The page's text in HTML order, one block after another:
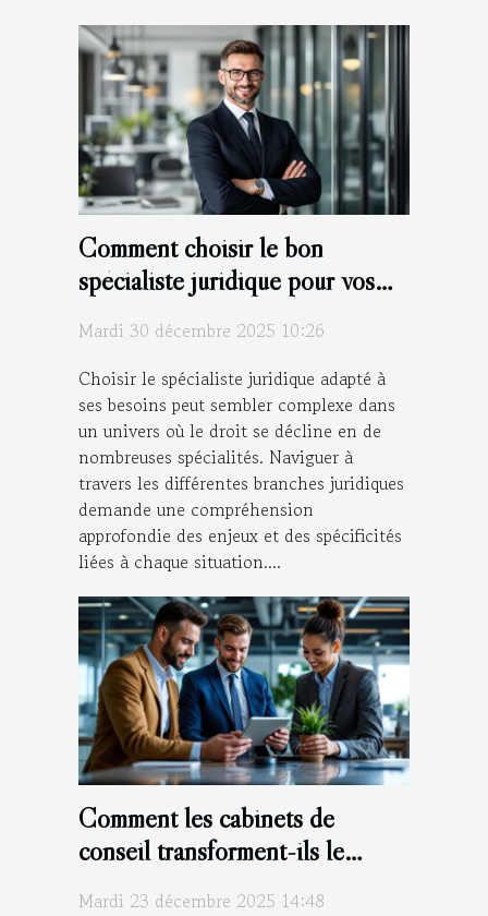
Comment choisir le bon
spécialiste juridique pour vos
Mardi 30 décembre 2025 10:26
Choisir le spécialiste juridique adapté à
ses besoins peut sembler complexe dans
un univers où le droit se décline en de
nombreuses spécialités. Naviguer à
travers les différentes branches juridiques
demande une compréhension
approfondie des enjeux et des spécificités
liées à chaque situation....
Comment les cabinets de
conseil transforment-ils le
Mardi 23 décembre 2025 14:48